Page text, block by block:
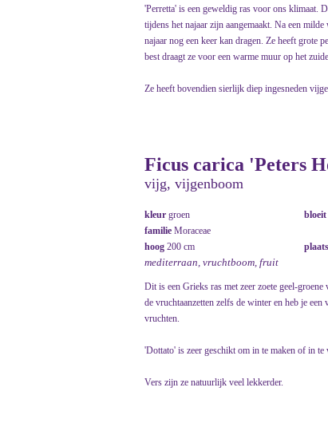
'Perretta' is een geweldig ras voor ons klimaat.
tijdens het najaar zijn aangemaakt. Na een
najaar nog een keer kan dragen. Ze heeft grote
best draagt ze voor een warme muur op het
Ze heeft bovendien sierlijk diep ingesneden
Ficus carica 'Peters
vijg, vijgenboom
kleur groen bloeit
familie Moraceae
hoog 200 cm plaats
mediterraan, vruchtboom, fruit
Dit is een Grieks ras met zeer zoete geel-
de vruchtaanzetten zelfs de winter en heb je
vruchten.
'Dottato' is zeer geschikt om in te maken of in
Vers zijn ze natuurlijk veel lekkerder.